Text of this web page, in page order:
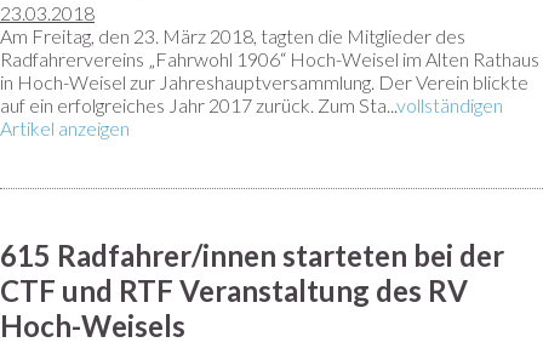
23.03.2018
Am Freitag, den 23. März 2018, tagten die Mitglieder des
Radfahrervereins „Fahrwohl 1906“ Hoch-Weisel im Alten Rathaus
in Hoch-Weisel zur Jahreshauptversammlung. Der Verein blickte
auf ein erfolgreiches Jahr 2017 zurück. Zum Sta...vollständigen
Artikel anzeigen
615 Radfahrer/innen starteten bei der
CTF und RTF Veranstaltung des RV
Hoch-Weisels